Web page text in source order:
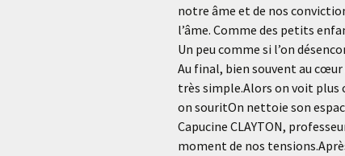
notre âme et de nos
l’âme. Comme des petits
Un peu comme si l’on
Au final, bien souvent au cœur
très simple.Alors on voit plus
on souritOn nettoie son
Capucine CLAYTON,
moment de nos